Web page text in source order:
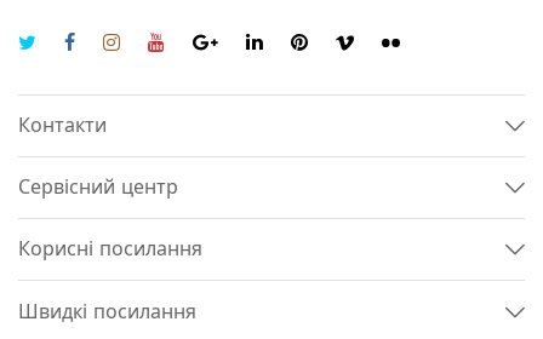
Контакти
Сервісний центр
Корисні посилання
Швидкі посилання